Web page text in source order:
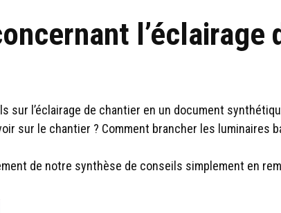
l’éclairage
l’éclairage de chantier en un document
sur le chantier ? Comment brancher les luminaires
de notre synthèse de conseils simplement en